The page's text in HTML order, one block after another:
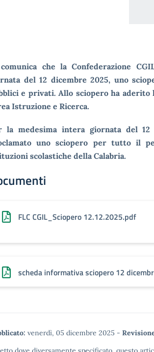
che la Confederazione
del 12 dicembre 2025, uno
e privati. Allo sciopero ha aderito
Istruzione e Ricerca.
la medesima intera giornata del 12
uno sciopero per tutto il
scolastiche della Calabria.
FLC CGIL_Sciopero 12.12.2025.pdf
scheda informativa sciopero 12
venerdì, 05 dicembre 2025 -